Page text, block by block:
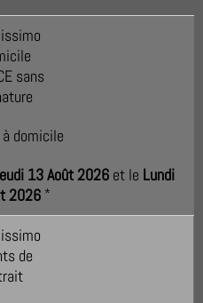
domicile
13 Août 2026 et le Lundi
2026 *